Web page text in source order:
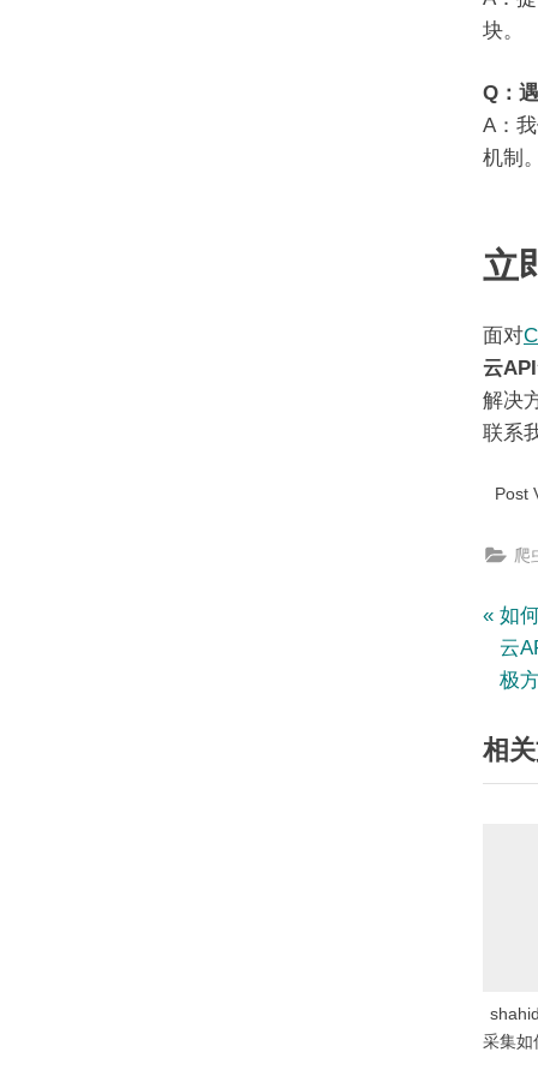
块。
Q：
A：
机制
立
面对
云API
解决
联系
Post
爬
文
章
导
航
P
r
e
i
:
如
云
极
相
采集如